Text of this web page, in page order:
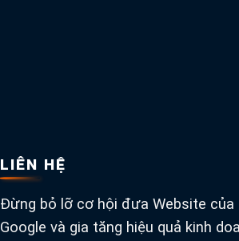
LIÊN HỆ
Đừng bỏ lỡ cơ hội đưa Website của
Google và gia tăng hiệu quả kinh